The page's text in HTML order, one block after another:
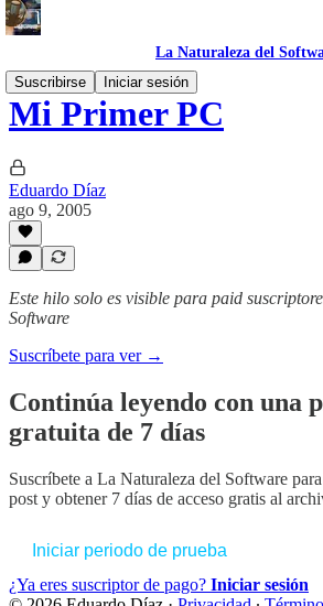
La Naturaleza del
Suscribirse
Iniciar sesión
Mi Primer PC
Eduardo Díaz
ago 9, 2005
Este hilo solo es visible para paid
Software
Suscríbete para ver →
Continúa leyendo con una
gratuita de 7 días
Suscríbete a La Naturaleza del Software
post y obtener 7 días de acceso gratis al
Iniciar periodo de prueba
¿Ya eres suscriptor de pago? Iniciar sesión